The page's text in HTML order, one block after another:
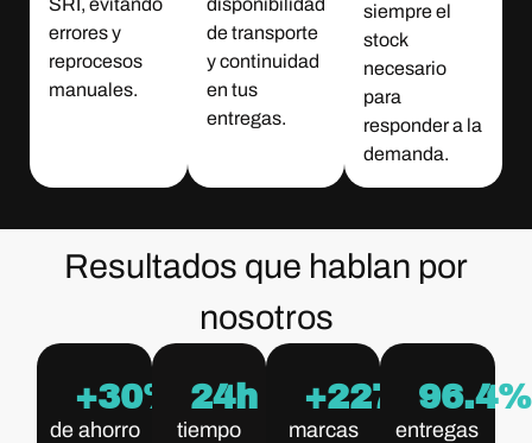
errores y
reprocesos
manuales.
de transporte
y continuidad
en tus
entregas.
siempre el
stock
necesario
para
responder a la
demanda.
Resultados que hablan por
nosotros
de ahorro
+30%
tiempo
24h
marcas
+300
entregas
96.4%